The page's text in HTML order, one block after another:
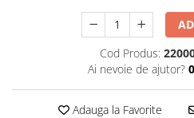
Cod Produs:
Ai nevoie de ajutor?
Adauga la Favorite